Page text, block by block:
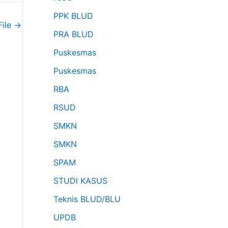
→
PPK BLUD
PRA BLUD
Puskesmas
Puskesmas
RBA
RSUD
SMKN
SMKN
SPAM
STUDI KASUS
Teknis BLUD/BLU
UPDB